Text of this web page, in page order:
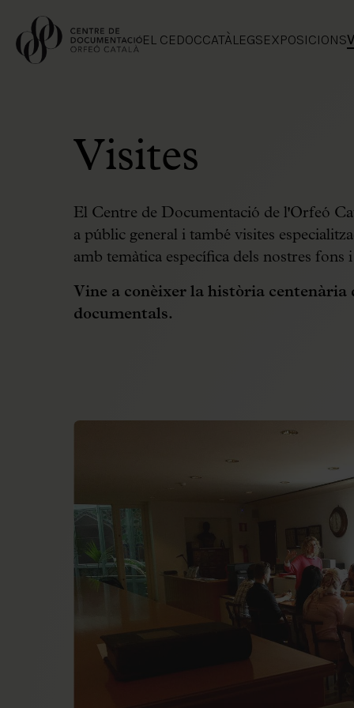
EL CEDOCCATÀLEGSEXPOSICIONS
Visites
El Centre de Documentació de l'Orfeó
a públic general i també visites
amb temàtica específica dels nostres fons
Vine a conèixer la història centenària
documentals.